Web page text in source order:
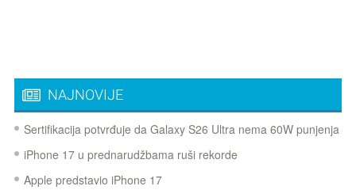
NAJNOVIJE
Sertifikacija potvrđuje da Galaxy S26 Ultra nema 60W punjenja
iPhone 17 u prednarudžbama ruši rekorde
Apple predstavio iPhone 17